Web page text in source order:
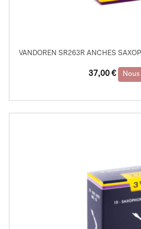
VANDOREN SR263R ANCHES
37,00 €